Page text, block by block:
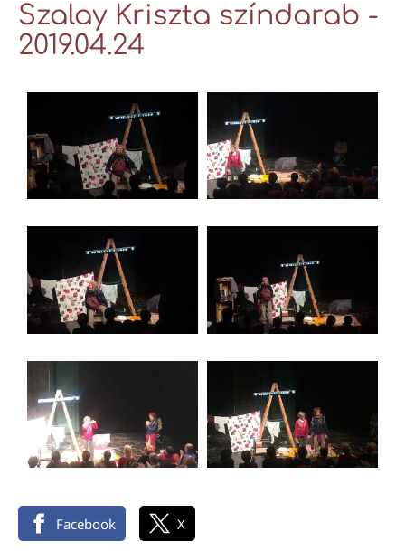
Szalay Kriszta színdarab -
2019.04.24
Facebook X